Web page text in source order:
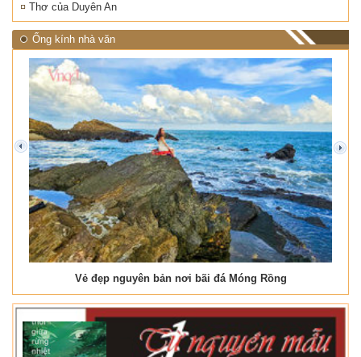
Thơ của Duyên An
Ống kính nhà văn
Vẻ đẹp nguyên bản nơi bãi đá Móng Rồng
prev next